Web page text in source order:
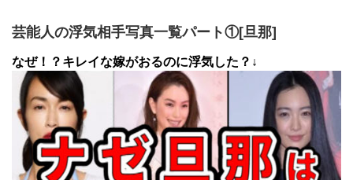
芸能人の浮気相手写真一覧パート①[旦那]
なぜ！？キレイな嫁がおるのに浮気した？↓